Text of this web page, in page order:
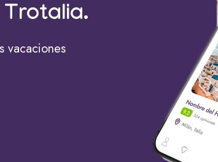
Trotalia.
vacaciones